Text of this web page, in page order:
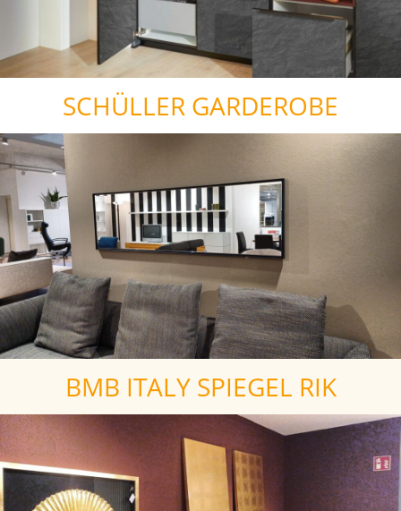
SCHÜLLER GARDEROBE
BMB ITALY SPIEGEL RIK